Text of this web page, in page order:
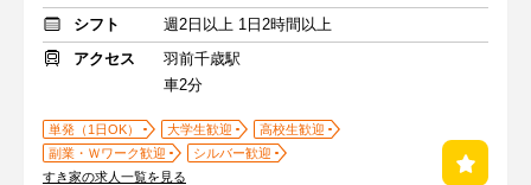
シフト
週2日以上 1日2時間以上
アクセス
羽前千歳駅
車2分
単発（1日OK） 大学生歓迎
高校生歓迎
副業・Ｗワーク歓迎
シルバー歓迎
すき家の求人一覧を見る